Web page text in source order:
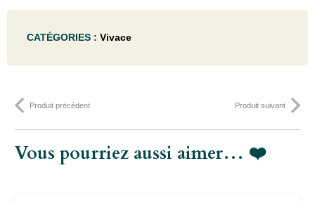
byz.
'Big
(=
v.
CATÉGORIES : Vivace
Produit précédent Produit suivant
Vous pourriez aussi aimer… ❤️